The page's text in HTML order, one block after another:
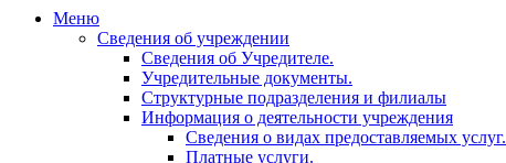
Меню
Сведения об учреждении
Сведения об Учредителе.
Учредительные документы.
Структурные подразделения и филиалы
Информация о деятельности учреждения
Сведения о видах предоставляемых услуг.
Платные услуги.